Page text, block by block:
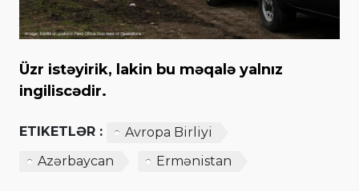
Üzr istəyirik, lakin bu məqalə yalnız
ingiliscədir.
ETIKETLƏR :
Avropa Birliyi
Azərbaycan
Ermənistan